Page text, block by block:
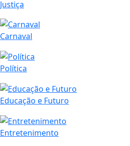
Justiça
Carnaval
Política
Educação e Futuro
Entretenimento